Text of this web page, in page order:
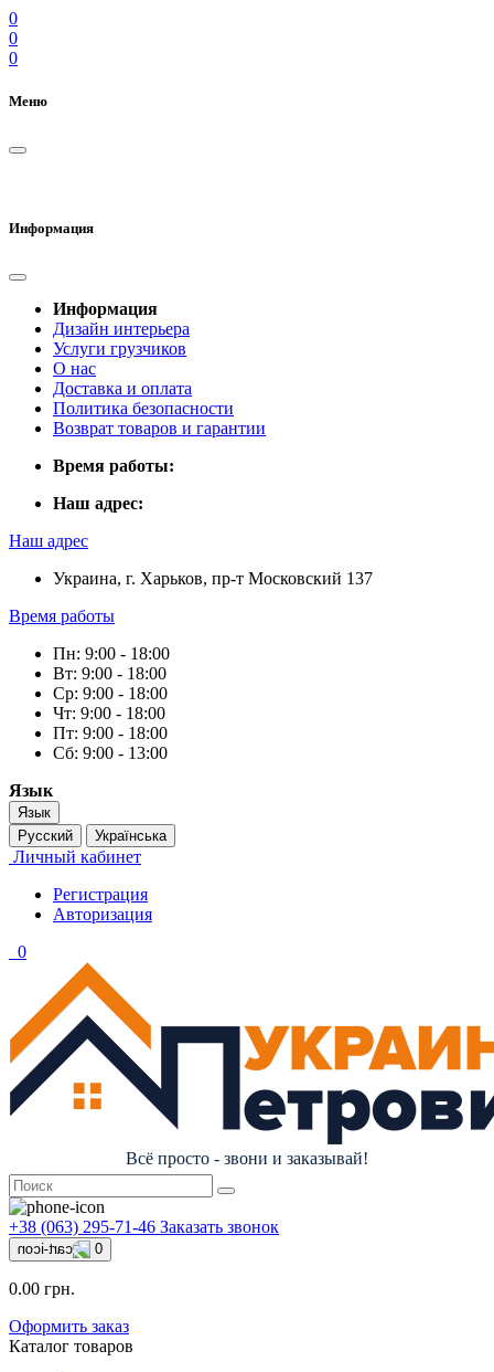
0
0
0
Меню
Информация
Информация
Дизайн интерьера
Услуги грузчиков
О нас
Доставка и оплата
Политика безопасности
Возврат товаров и гарантии
Время работы:
Наш адрес:
Наш адрес
Украина, г. Харьков, пр-т Московский 137
Время работы
Пн: 9:00 - 18:00
Вт: 9:00 - 18:00
Ср: 9:00 - 18:00
Чт: 9:00 - 18:00
Пт: 9:00 - 18:00
Сб: 9:00 - 13:00
Язык
Язык
Русский
Українська
Личный кабинет
Регистрация
Авторизация
0
Всё просто - звони и заказывай!
+38 (063) 295-71-46 Заказать звонок
0
0.00 грн.
Оформить заказ
Каталог товаров